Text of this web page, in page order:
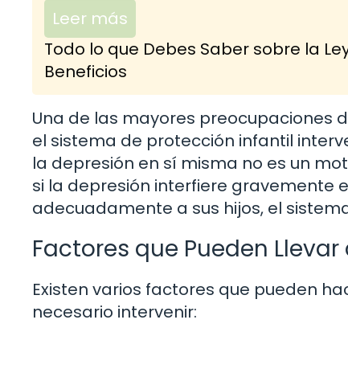
Leer más
Todo lo que Debes Saber sobre la
Beneficios
Una de las mayores preocupaciones
el sistema de protección infantil
la depresión en sí misma no es un
si la depresión interfiere gravemente
adecuadamente a sus hijos, el
Factores que Pueden
Existen varios factores que pueden
necesario intervenir: